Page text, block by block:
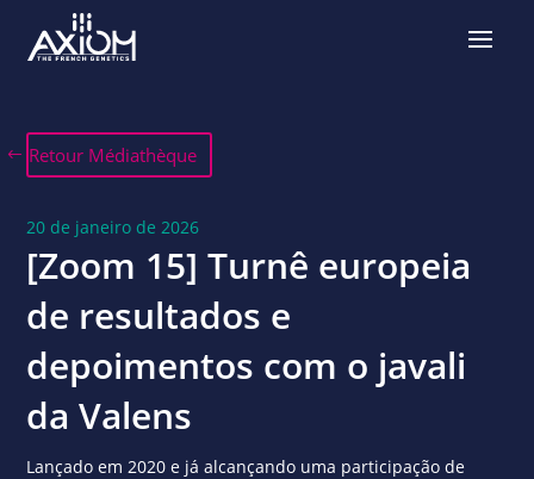
Retour Médiathèque
20 de janeiro de 2026
[Zoom 15] Turnê europeia
de resultados e
depoimentos com o javali
da Valens
Lançado em 2020 e já alcançando uma participação de